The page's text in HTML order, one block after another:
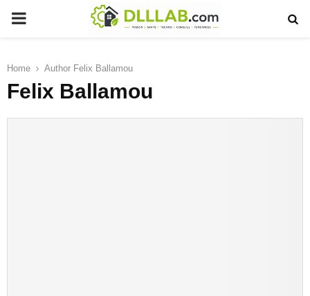
PRIMARY
Home Author Felix Ballamou
Felix Ballamou